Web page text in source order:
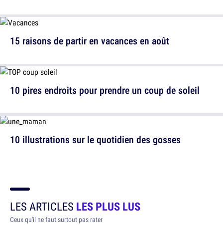
10 pires endroits pour prendre un coup de soleil
15 raisons de partir en vacances en août
10 illustrations sur le quotidien des gosses
LES ARTICLES LES PLUS LUS
Ceux qu'il ne faut surtout pas rater